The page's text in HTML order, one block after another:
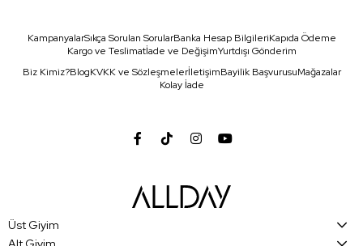
KampanyalarSıkça Sorulan SorularBanka Hesap BilgileriKapıda Ödeme
Kargo ve Teslimatİade ve DeğişimYurtdışı Gönderim
Biz Kimiz?BlogKVKK ve SözleşmelerİletişimBayilik BaşvurusuMağazalar
Kolay İade
Üst Giyim